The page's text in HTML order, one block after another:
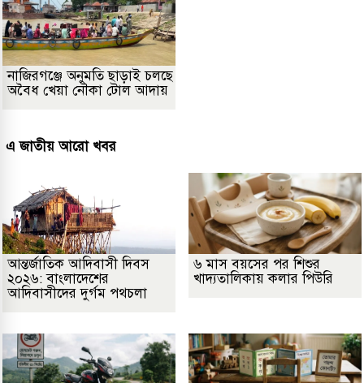
নাজিরগঞ্জে অনুমতি ছাড়াই চলছে
অবৈধ খেয়া নৌকা টোল আদায়
এ জাতীয় আরো খবর
আন্তর্জাতিক আদিবাসী দিবস
২০২৬: বাংলাদেশের
আদিবাসীদের দুর্গম পথচলা
৬ মাস বয়সের পর শিশুর
খাদ্যতালিকায় কলার পিউরি